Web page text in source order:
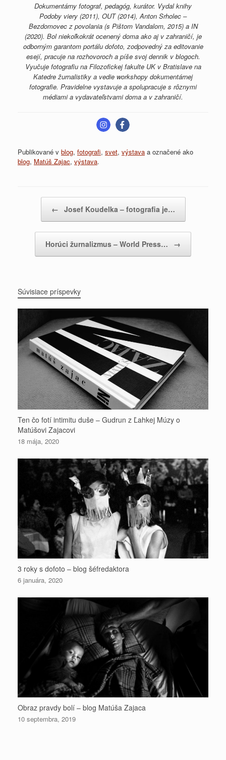
Dokumentárny fotograf, pedagóg, kurátor. Vydal knihy
Podoby viery (2011), OUT (2014), Anton Srholec –
Bezdomovec z povolania (s Pištom Vandalom, 2015) a IN
(2020). Bol niekoľkokrát ocenený doma ako aj v zahraničí, je
odborným garantom portálu dofoto, zodpovedný za editovanie
esejí, pracuje na rozhovoroch a píše svoj dennik v blogoch.
Vyučuje fotografiu na Filozofickej fakulte UK v Bratislave na
Katedre žurnalistiky a vedie workshopy dokumentárnej
fotografie. Pravidelne vystavuje a spolupracuje s rôznymi
médiami a vydavateľstvami doma a v zahraničí.
Publikované v blog, fotografi, svet, výstava a označené ako
blog, Matúš Zajac, výstava.
← Josef Koudelka – fotografia je…
Horúci žurnalizmus – World Press… →
Súvisiace príspevky
Ten čo fotí intimitu duše – Gudrun z Ľahkej Múzy o
Matúšovi Zajacovi
18 mája, 2020
3 roky s dofoto – blog šéfredaktora
6 januára, 2020
Obraz pravdy bolí – blog Matúša Zajaca
10 septembra, 2019